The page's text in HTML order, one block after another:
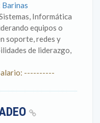
Barinas
Informática
equipos o
soporte, redes y
de liderazgo,
----------